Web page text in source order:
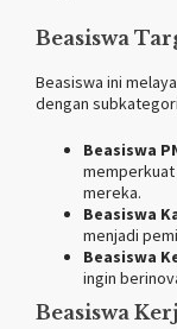
Beasiswa
Beasiswa ini
dengan
Beasiswa
memperkuat
mereka.
Beasiswa
menjadi
Beasiswa
ingin
Beasiswa